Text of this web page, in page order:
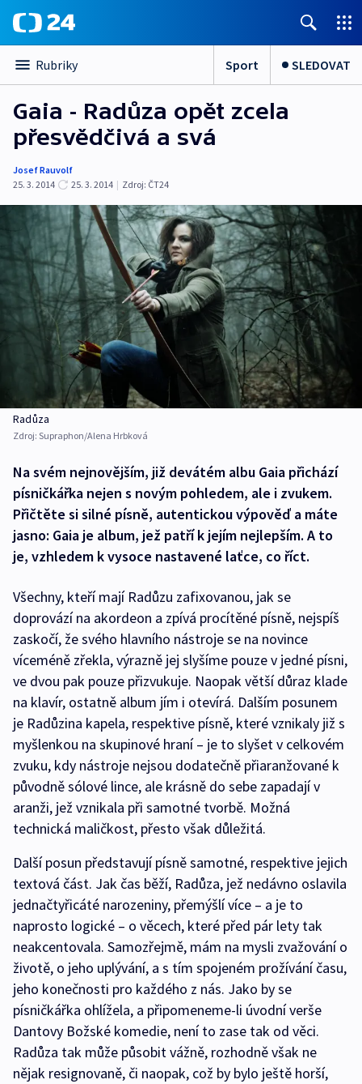
Rubriky Sport SLEDOVAT
Gaia - Radůza opět zcela
přesvědčivá a svá
Josef Rauvolf
25. 3. 2014
25. 3. 2014 | Zdroj: ČT24
Radůza
Zdroj: Supraphon/Alena Hrbková
Na svém nejnovějším, již devátém albu Gaia přichází
písničkářka nejen s novým pohledem, ale i zvukem.
Přičtěte si silné písně, autentickou výpověď a máte
jasno: Gaia je album, jež patří k jejím nejlepším. A to
je, vzhledem k vysoce nastavené laťce, co říct.
Všechny, kteří mají Radůzu zafixovanou, jak se
doprovází na akordeon a zpívá procítěné písně, nejspíš
zaskočí, že svého hlavního nástroje se na novince
víceméně zřekla, výrazně jej slyšíme pouze v jedné písni,
ve dvou pak pouze přizvukuje. Naopak větší důraz klade
na klavír, ostatně album jím i otevírá. Dalším posunem
je Radůzina kapela, respektive písně, které vznikaly již s
myšlenkou na skupinové hraní – je to slyšet v celkovém
zvuku, kdy nástroje nejsou dodatečně přiaranžované k
původně sólové lince, ale krásně do sebe zapadají v
aranži, jež vznikala při samotné tvorbě. Možná
technická maličkost, přesto však důležitá.
Další posun představují písně samotné, respektive jejich
textová část. Jak čas běží, Radůza, jež nedávno oslavila
jednačtyřicáté narozeniny, přemýšlí více – a je to
naprosto logické – o věcech, které před pár lety tak
neakcentovala. Samozřejmě, mám na mysli zvažování o
životě, o jeho uplývání, a s tím spojeném prožívání času,
jeho konečnosti pro každého z nás. Jako by se
písničkářka ohlížela, a připomeneme-li úvodní verše
Dantovy Božské komedie, není to zase tak od věci.
Radůza tak může působit vážně, rozhodně však ne
nějak resignovaně, či naopak, což by bylo ještě horší,